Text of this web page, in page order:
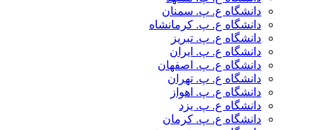
دانشگاه ع. پ. سمنان
دانشگاه ع. پ. کرمانشاه
دانشگاه ع. پ. تبریز
دانشگاه ع. پ. ایران
دانشگاه ع. پ. اصفهان
دانشگاه ع. پ. تهران
دانشگاه ع. پ. اهواز
دانشگاه ع. پ. یزد
دانشگاه ع. پ. کرمان